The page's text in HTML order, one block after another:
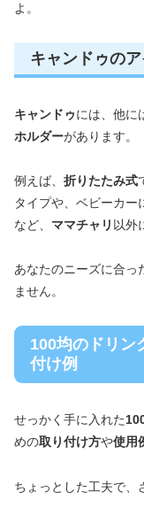
よ。
キャンドゥの
キャンドゥには、他に
ホルダーがあります。
例えば、 折りたたみ式
タイプや、ベビーカー
など、 ママチャリ 以外
あなたのニーズに合っ
ません。
100均のドリン
付け例
せっかく手に入れた
めの取り付け方や使用
ちょっとした工夫で、